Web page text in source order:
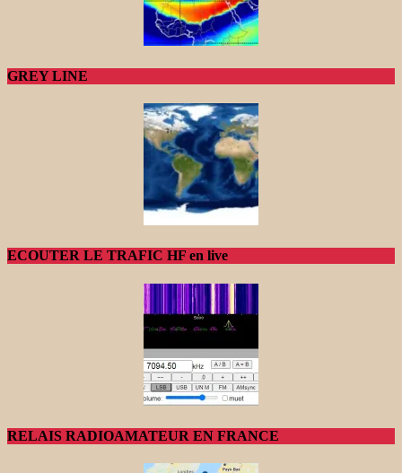
GREY LINE
ECOUTER LE TRAFIC HF en live
RELAIS RADIOAMATEUR EN FRANCE